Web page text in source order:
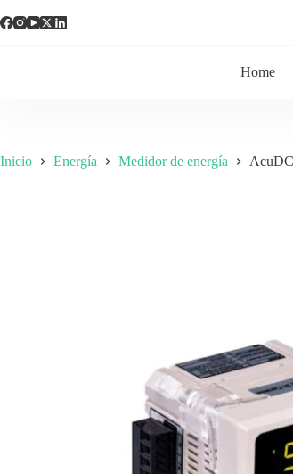
Home
Inicio Energía Medidor de energía